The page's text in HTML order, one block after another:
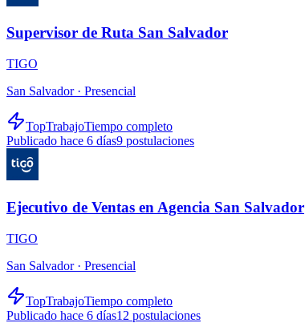
Supervisor de Ruta San Salvador
TIGO
San Salvador · Presencial
TopTrabajoTiempo completo
Publicado hace 6 días9 postulaciones
Ejecutivo de Ventas en Agencia San Salvador
TIGO
San Salvador · Presencial
TopTrabajoTiempo completo
Publicado hace 6 días12 postulaciones